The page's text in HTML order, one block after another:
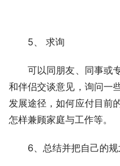
5、 求询
可以同朋友、同事或专
和伴侣交谈意见，询问一
发展途径，如何应付目前
怎样兼顾家庭与工作等。
6、总结并把自己的规